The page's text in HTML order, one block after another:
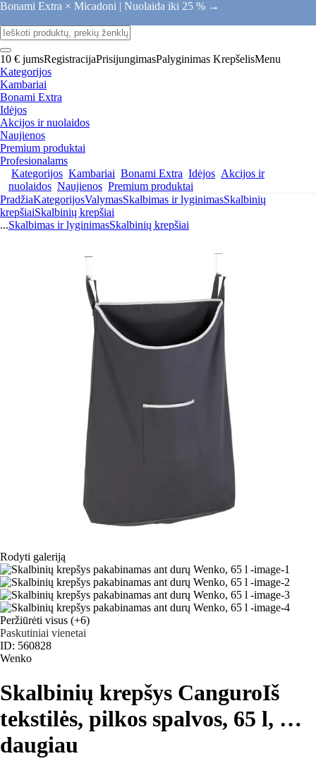
Bonami Extra × Micadoni | Nuolaida iki 25 % →
10 € jumsRegistracijaPrisijungimasPalyginimas KrepšelisMenu
Kategorijos
Kambariai
Bonami Extra
Idėjos
Akcijos ir nuolaidos
Naujienos
Premium produktai
Profesionalams
Kategorijos Kambariai Bonami Extra Idėjos Akcijos ir
nuolaidos Naujienos Premium produktai
PradžiaKategorijosValymasSkalbimas ir lyginimasSkalbinių
krepšiaiSkalbinių krepšiai
...Skalbimas ir lyginimasSkalbinių krepšiai
Rodyti galeriją
Peržiūrėti visus (+6)
Paskutiniai vienetai
ID: 560828
Wenko
Skalbinių krepšys CanguroIš
tekstilės, pilkos spalvos, 65 l, …
daugiau